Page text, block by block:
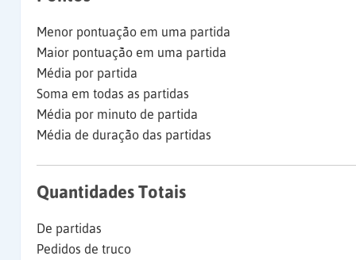
Menor pontuação em uma partida
Maior pontuação em uma partida
Média por partida
Soma em todas as partidas
Média por minuto de partida
Média de duração das partidas
Quantidades Totais
De partidas
Pedidos de truco